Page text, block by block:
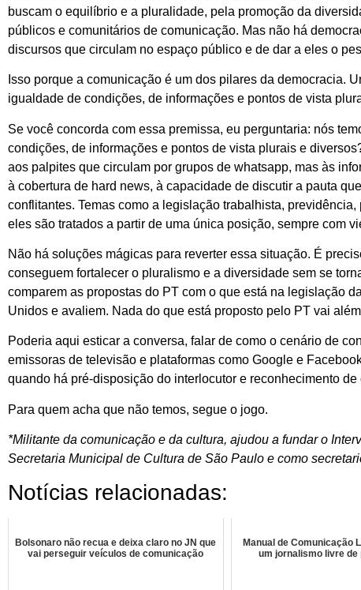
buscam o equilíbrio e a pluralidade, pela promoção da
públicos e comunitários de comunicação. Mas não há
discursos que circulam no espaço público e de dar a eles o
Isso porque a comunicação é um dos pilares da democracia.
igualdade de condições, de informações e pontos de vista
Se você concorda com essa premissa, eu perguntaria: nós
condições, de informações e pontos de vista plurais e
aos palpites que circulam por grupos de whatsapp, mas às
à cobertura de hard news, à capacidade de discutir a pauta
conflitantes. Temas como a legislação trabalhista,
eles são tratados a partir de uma única posição, sempre com
Não há soluções mágicas para reverter essa situação. É
conseguem fortalecer o pluralismo e a diversidade sem se
comparem as propostas do PT com o que está na legislação
Unidos e avaliem. Nada do que está proposto pelo PT vai
Poderia aqui esticar a conversa, falar de como o cenário de
emissoras de televisão e plataformas como Google e
quando há pré-disposição do interlocutor e reconhecimento
Para quem acha que não temos, segue o jogo.
*Militante da comunicação e da cultura, ajudou a fundar o
Secretaria Municipal de Cultura de São Paulo e como
Notícias relacionadas:
Bolsonaro não recua e deixa claro no JN que
vai perseguir veículos de comunicação
Manual de Comunicação
um jornalismo livre de